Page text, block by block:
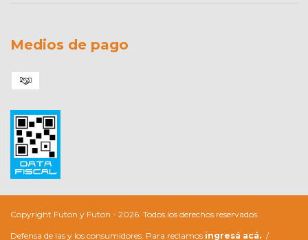
Medios de pago
Copyright Futon y Futon - 2026. Todos los derechos reservados.
Defensa de las y los consumidores. Para reclamos ingresá acá. /